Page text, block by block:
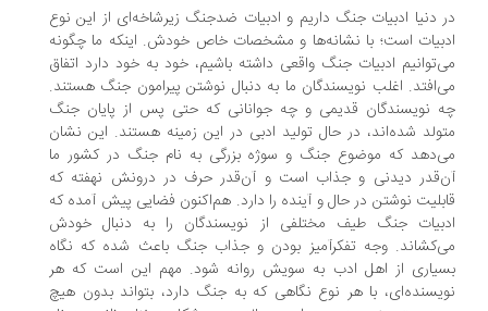
دنیا ادبیات جنگ داریم و ادبیات ضدجنگ زیرشاخه‌ای از این نوع
است؛ با نشانه‌ها و مشخصات خاص خودش. اینکه ما چگونه
ادبیات جنگ واقعی داشته باشیم، خود به خود دارد اتفاق
اغلب نویسندگان ما به دنبال نوشتن پیرامون جنگ هستند.
نویسندگان قدیمی و چه جوانانی که حتی پس از پایان جنگ
شده‌اند، در حال تولید ادبی در این زمینه ‌هستند. این نشان
که موضوع جنگ و سوژه بزرگی به نام جنگ در کشور ما
دیدنی و جذاب است و آن‌قدر حرف در درونش نهفته که
نوشتن در حال و آینده را دارد. هم‌اکنون فضایی پیش آمده که
جنگ طیف مختلفی از نویسندگان را به دنبال خودش
وجه تفکرآمیز بودن و جذاب جنگ باعث شده که نگاه
از اهل ادب به سویش روانه شود. مهم این است که هر
با هر نوع نگاهی که به جنگ دارد، بتواند بدون هیچ